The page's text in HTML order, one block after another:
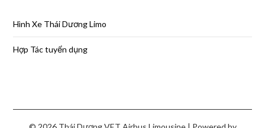
Hình Xe Thái Dương Limo
Hợp Tác tuyển dụng